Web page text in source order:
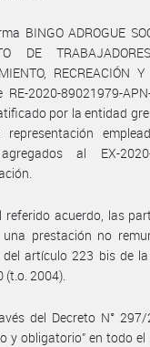
BINGO ADROGUE
DE
RECREACIÓN
RE-2020-89021979-
por la entidad
al EX-
referido acuerdo, las
prestación no
artículo 223 bis de
(t.o. 2004).
del Decreto N°
y obligatorio” en todo